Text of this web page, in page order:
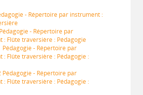
- Répertoire par instrument :
- Répertoire par
: Flûte traversière : Pédagogie
Pédagogie - Répertoire par
: Flûte traversière : Pédagogie :
Pédagogie - Répertoire par
: Flûte traversière : Pédagogie :